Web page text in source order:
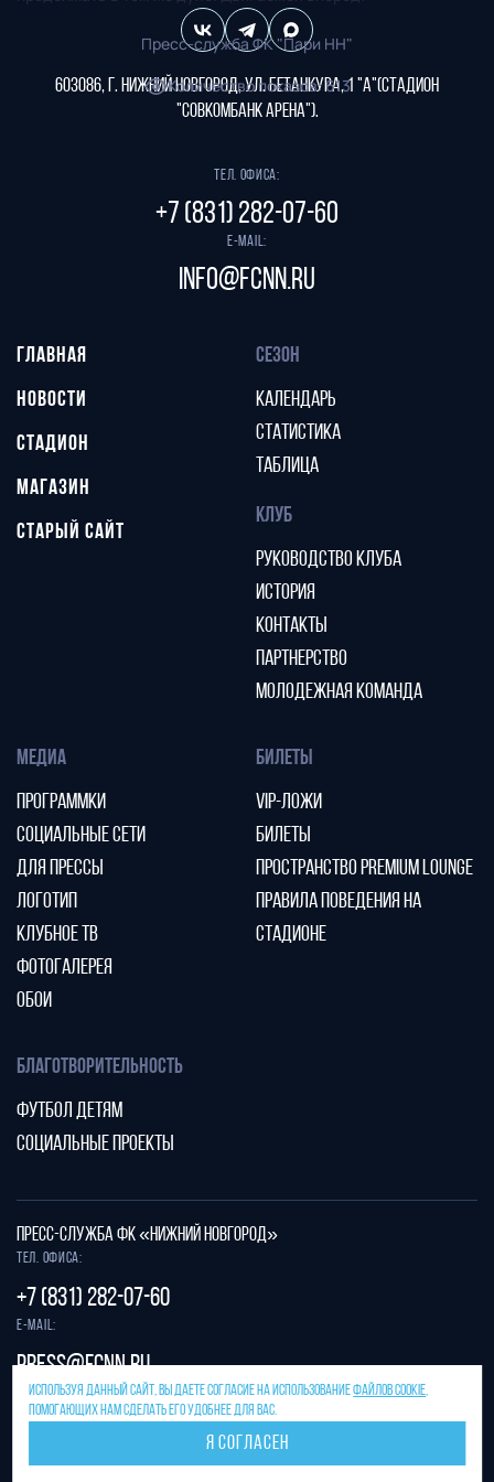
Пресс-служба ФК "Пари НН"
Количество показов:613
603086, г. Нижний Новгород, ул. Бетанкура, 1 "А"(стадион
"СОВКОМБАНК АРЕНА").
Тел. офиса:
+7 (831) 282-07-60
E-mail:
info@fcnn.ru
ГЛАВНАЯ
НОВОСТИ
СТАДИОН
МАГАЗИН
СТАРЫЙ САЙТ
СЕЗОН
КАЛЕНДАРЬ
СТАТИСТИКА
ТАБЛИЦА
КЛУБ
РУКОВОДСТВО КЛУБА
ИСТОРИЯ
КОНТАКТЫ
ПАРТНЕРСТВО
МОЛОДЕЖНАЯ КОМАНДА
МЕДИА
ПРОГРАММКИ
СОЦИАЛЬНЫЕ СЕТИ
ДЛЯ ПРЕССЫ
ЛОГОТИП
КЛУБНОЕ ТВ
ФОТОГАЛЕРЕЯ
ОБОИ
БИЛЕТЫ
VIP-ЛОЖИ
БИЛЕТЫ
ПРОСТРАНСТВО PREMIUM LOUNGE
ПРАВИЛА ПОВЕДЕНИЯ НА
СТАДИОНЕ
БЛАГОТВОРИТЕЛЬНОСТЬ
ФУТБОЛ ДЕТЯМ
СОЦИАЛЬНЫЕ ПРОЕКТЫ
Защита от спама reCAPTCHA.
Конфиденциальностьиусловия использования
ПРЕСС-СЛУЖБА ФК «НИЖНИЙ НОВГОРОД»
Тел. офиса:
+7 (831) 282-07-60
E-mail:
press@fcnn.ru
ИСПОЛЬЗУЯ ДАННЫЙ САЙТ, ВЫ ДАЕТЕ СОГЛАСИЕ НА ИСПОЛЬЗОВАНИЕФАЙЛОВ COOKIE,
ПОМОГАЮЩИХ НАМ СДЕЛАТЬ ЕГО УДОБНЕЕ ДЛЯ ВАС.
Я СОГЛАСЕН